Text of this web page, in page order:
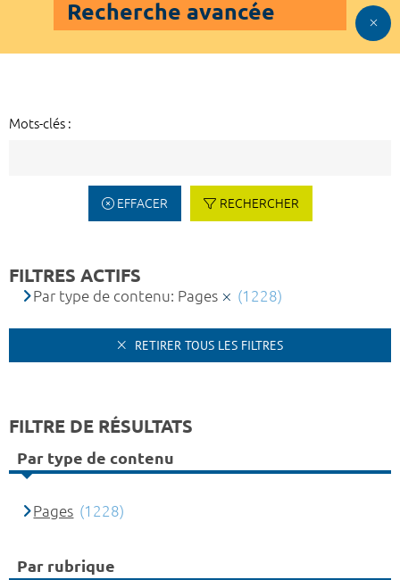
Recherche avancée
Mots-clés :
EFFACER RECHERCHER
FILTRES ACTIFS
Par type de contenu: Pages (1228)
RETIRER TOUS LES FILTRES
FILTRE DE RÉSULTATS
Par type de contenu
Pages (1228)
Par rubrique